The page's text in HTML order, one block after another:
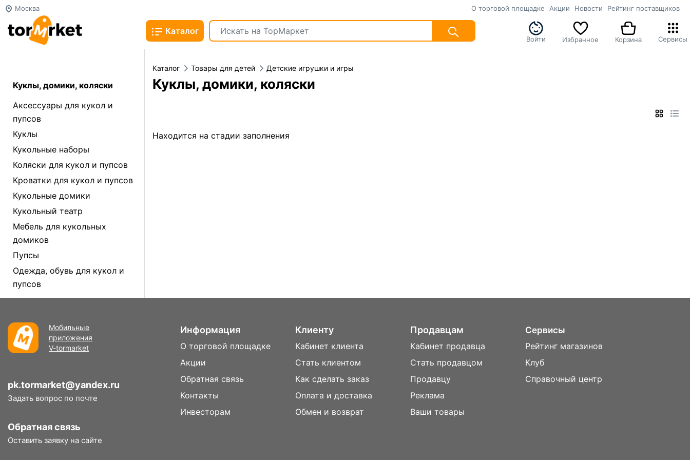
Москва О торговой площадке Акции Новости Рейтинг поставщиков
Каталог
Войти Избранное Корзина Сервисы
Куклы, домики, коляски
Аксессуары для кукол и
пупсов
Куклы
Кукольные наборы
Коляски для кукол и пупсов
Кроватки для кукол и пупсов
Кукольные домики
Кукольный театр
Мебель для кукольных
домиков
Пупсы
Одежда, обувь для кукол и
пупсов
Каталог Товары для детей Детские игрушки и игры
Куклы, домики, коляски
Находится на стадии заполнения
Мобильные
приложения
V-tormarket
pk.tormarket@yandex.ru
Задать вопрос по почте
Обратная связь
Оставить заявку на сайте
Информация
О торговой площадке
Акции
Обратная связь
Контакты
Инвесторам
Клиенту
Кабинет клиента
Стать клиентом
Как сделать заказ
Оплата и доставка
Обмен и возврат
Продавцам
Кабинет продавца
Стать продавцом
Продавцу
Реклама
Ваши товары
Сервисы
Рейтинг магазинов
Клуб
Справочный центр